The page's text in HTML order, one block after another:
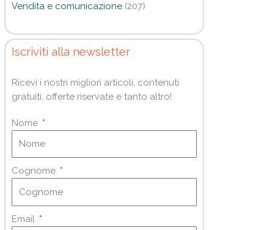
Vendita e comunicazione(207)
Iscriviti alla newsletter
Ricevi i nostri migliori articoli, contenuti
gratuiti, offerte riservate e tanto altro!
Nome
Cognome
Email